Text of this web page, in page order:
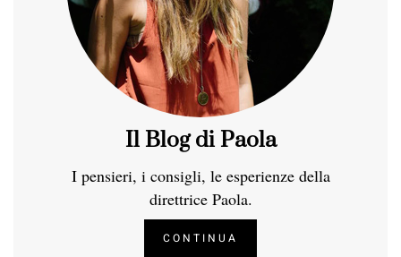
Il Blog di Paola
I pensieri, i consigli, le esperienze della
direttrice Paola.
CONTINUA